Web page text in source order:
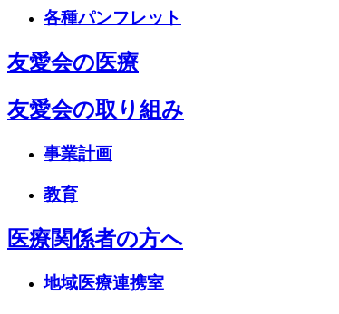
各種パンフレット
友愛会の医療
友愛会の取り組み
事業計画
教育
医療関係者の方へ
地域医療連携室